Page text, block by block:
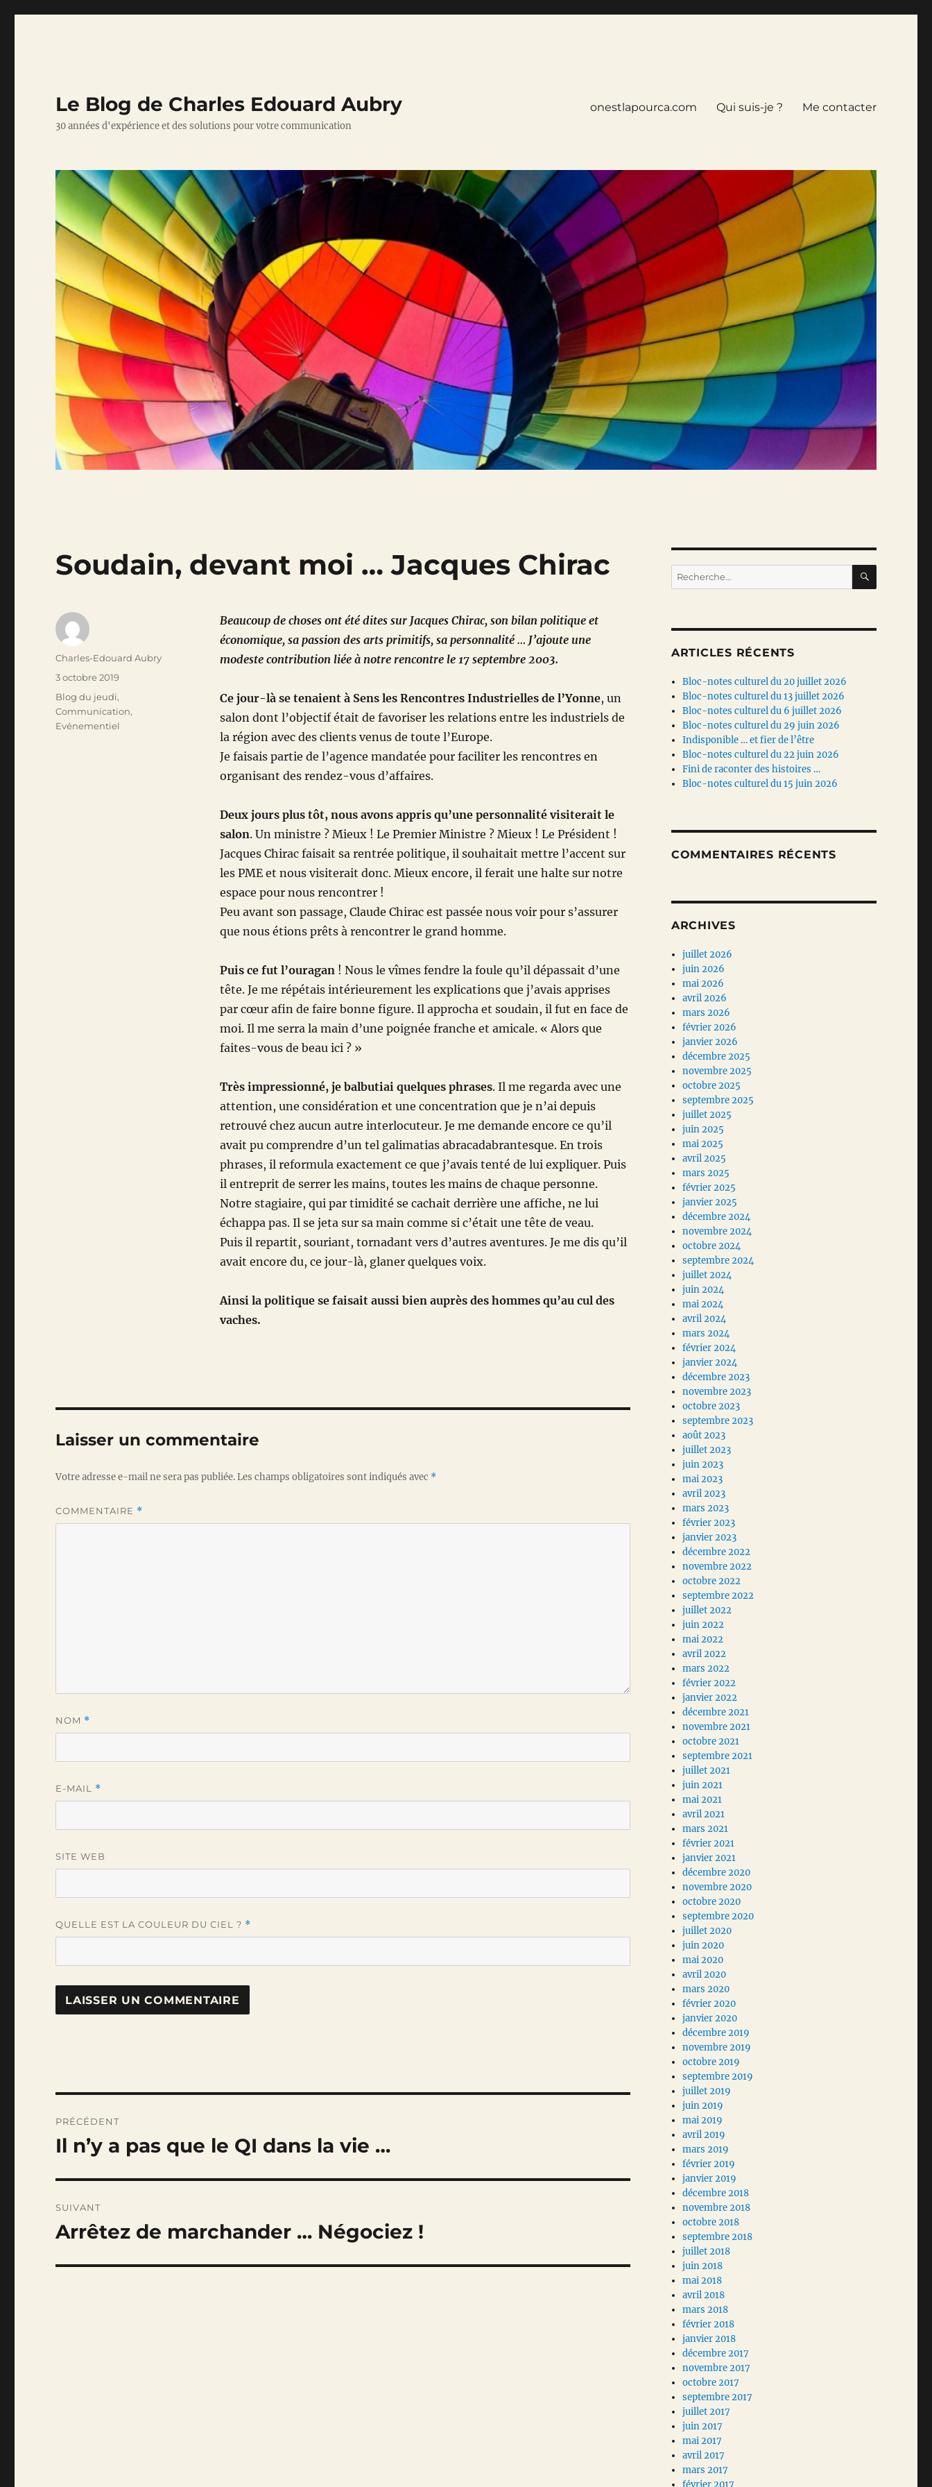
Le Blog de Charles Edouard Aubry
30 années d'expérience et des solutions pour votre communication
onestlapourca.com Qui suis-je ? Me contacter
Soudain, devant moi … Jacques Chirac
Beaucoup de choses ont été dites sur Jacques Chirac, son bilan politique et
économique, sa passion des arts primitifs, sa personnalité … J’ajoute une
modeste contribution liée à notre rencontre le 17 septembre 2003.
Ce jour-là se tenaient à Sens les Rencontres Industrielles de l’Yonne, un
salon dont l’objectif était de favoriser les relations entre les industriels de
la région avec des clients venus de toute l’Europe.
Je faisais partie de l’agence mandatée pour faciliter les rencontres en
organisant des rendez-vous d’affaires.
Deux jours plus tôt, nous avons appris qu’une personnalité visiterait le
salon. Un ministre ? Mieux ! Le Premier Ministre ? Mieux ! Le Président !
Jacques Chirac faisait sa rentrée politique, il souhaitait mettre l’accent sur
les PME et nous visiterait donc. Mieux encore, il ferait une halte sur notre
espace pour nous rencontrer !
Peu avant son passage, Claude Chirac est passée nous voir pour s’assurer
que nous étions prêts à rencontrer le grand homme.
Puis ce fut l’ouragan! Nous le vîmes fendre la foule qu’il dépassait d’une
tête. Je me répétais intérieurement les explications que j’avais apprises
par cœur afin de faire bonne figure. Il approcha et soudain, il fut en face de
moi. Il me serra la main d’une poignée franche et amicale. « Alors que
faites-vous de beau ici ? »
Très impressionné, je balbutiai quelques phrases. Il me regarda avec une
attention, une considération et une concentration que je n’ai depuis
retrouvé chez aucun autre interlocuteur. Je me demande encore ce qu’il
avait pu comprendre d’un tel galimatias abracadabrantesque. En trois
phrases, il reformula exactement ce que j’avais tenté de lui expliquer. Puis
il entreprit de serrer les mains, toutes les mains de chaque personne.
Notre stagiaire, qui par timidité se cachait derrière une affiche, ne lui
échappa pas. Il se jeta sur sa main comme si c’était une tête de veau.
Puis il repartit, souriant, tornadant vers d’autres aventures. Je me dis qu’il
avait encore du, ce jour-là, glaner quelques voix.
Ainsi la politique se faisait aussi bien auprès des hommes qu’au cul des
vaches.
Auteur
Charles-Edouard Aubry
Publié
le
3 octobre 2019
Catégories
Blog du jeudi,
Communication,
Evénementiel
Laisser un commentaire
Votre adresse e-mail ne sera pas publiée.Les champs obligatoires sont indiqués avec *
COMMENTAIRE *
NOM *
E-MAIL *
SITE WEB
QUELLE EST LA COULEUR DU CIEL ? *
de
PRÉCÉDENT
Publication
Il n’y a pas que le QI dans la vie …
SUIVANT
Publication
Arrêtez de marchander … Négociez !
Recherche
pour :
ARTICLES RÉCENTS
Bloc-notes culturel du 20 juillet 2026
Bloc-notes culturel du 13 juillet 2026
Bloc-notes culturel du 6 juillet 2026
Bloc-notes culturel du 29 juin 2026
Indisponible … et fier de l’être
Bloc-notes culturel du 22 juin 2026
Fini de raconter des histoires …
Bloc-notes culturel du 15 juin 2026
COMMENTAIRES RÉCENTS
ARCHIVES
juillet 2026
juin 2026
mai 2026
avril 2026
mars 2026
février 2026
janvier 2026
décembre 2025
novembre 2025
octobre 2025
septembre 2025
juillet 2025
juin 2025
mai 2025
avril 2025
mars 2025
février 2025
janvier 2025
décembre 2024
novembre 2024
octobre 2024
septembre 2024
juillet 2024
juin 2024
mai 2024
avril 2024
mars 2024
février 2024
janvier 2024
décembre 2023
novembre 2023
octobre 2023
septembre 2023
août 2023
juillet 2023
juin 2023
mai 2023
avril 2023
mars 2023
février 2023
janvier 2023
décembre 2022
novembre 2022
octobre 2022
septembre 2022
juillet 2022
juin 2022
mai 2022
avril 2022
mars 2022
février 2022
janvier 2022
décembre 2021
novembre 2021
octobre 2021
septembre 2021
juillet 2021
juin 2021
mai 2021
avril 2021
mars 2021
février 2021
janvier 2021
décembre 2020
novembre 2020
octobre 2020
septembre 2020
juillet 2020
juin 2020
mai 2020
avril 2020
mars 2020
février 2020
janvier 2020
décembre 2019
novembre 2019
octobre 2019
septembre 2019
juillet 2019
juin 2019
mai 2019
avril 2019
mars 2019
février 2019
janvier 2019
décembre 2018
novembre 2018
octobre 2018
septembre 2018
juillet 2018
juin 2018
mai 2018
avril 2018
mars 2018
février 2018
janvier 2018
décembre 2017
novembre 2017
octobre 2017
septembre 2017
juillet 2017
juin 2017
mai 2017
avril 2017
mars 2017
février 2017